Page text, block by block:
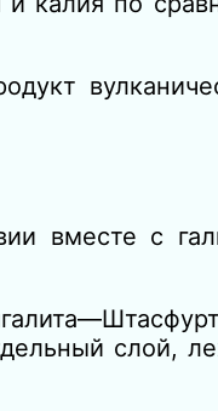
вместе с
слой,